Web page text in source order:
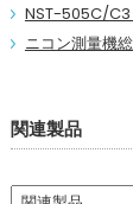
NST-505C/C3
ニコン測量機
関連製品